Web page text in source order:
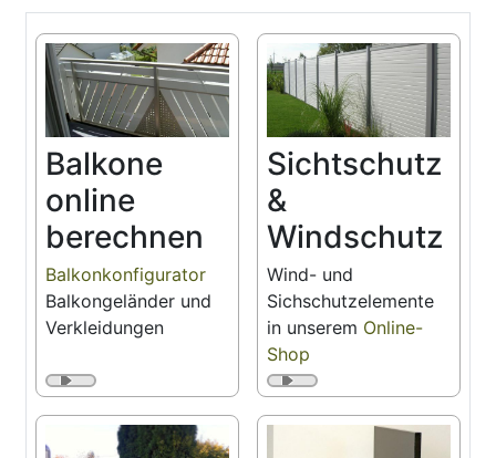
Balkone
online
berechnen
Balkonkonfigurator
Balkongeländer und
Verkleidungen
Sichtschutz
&
Windschutz
Wind- und
Sichschutzelemente
in unserem Online-
Shop